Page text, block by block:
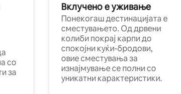
со
за
Вклучено е уживање
Понекогаш дестинацијата е
сместувањето. Од дрвени
колиби покрај карпи до
спокојни куќи-бродови,
овие сместувања за
изнајмување се полни со
уникатни карактеристики.